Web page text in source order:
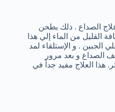
الصداع . ذلك بطحن
القليل من الماء إلي هذا
الجبين . و الإستلقاء لمد
و بعد مرور
هذا العلاج مفيد جداً في